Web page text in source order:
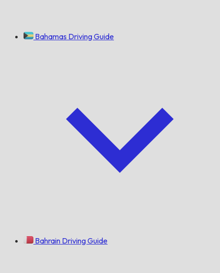
Bahamas Driving Guide
Bahrain Driving Guide